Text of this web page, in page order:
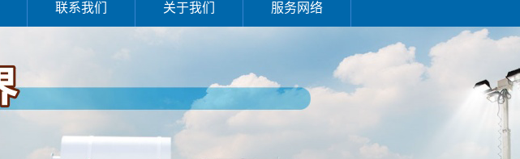
联系我们 关于我们 服务网络